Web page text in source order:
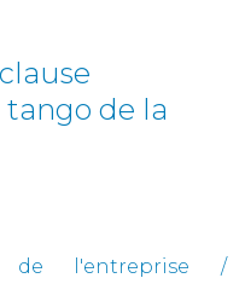
de la
de l'entreprise /